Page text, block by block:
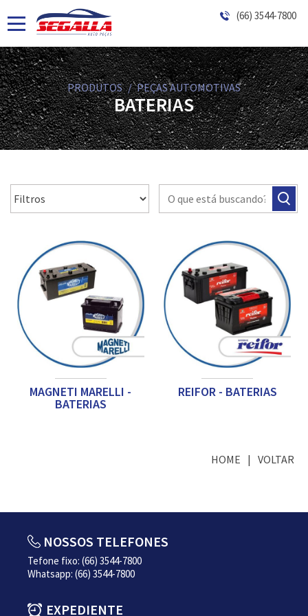
(66) 3544-7800
PRODUTOS PEÇAS AUTOMOTIVAS
BATERIAS
MAGNETI MARELLI -
BATERIAS
REIFOR - BATERIAS
HOME VOLTAR
NOSSOS TELEFONES
Tefone fixo: (66) 3544-7800
Whatsapp: (66) 3544-7800
EXPEDIENTE